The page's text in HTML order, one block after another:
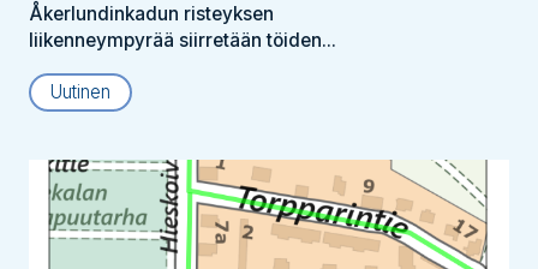
Åkerlundinkadun risteyksen
liikenneympyrää siirretään töiden...
Uutinen